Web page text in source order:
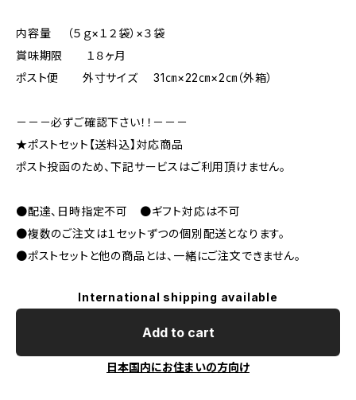
内容量 （５ｇ×１２袋）×３袋
賞味期限 １８ヶ月
ポスト便 外寸サイズ 31㎝×22㎝×2㎝（外箱）
－－－必ずご確認下さい！！－－－
★ポストセット【送料込】対応商品
ポスト投函のため、下記サービスはご利用頂けません。
●配達、日時指定不可 ●ギフト対応は不可
●複数のご注文は１セットずつの個別配送となります。
●ポストセットと他の商品とは、一緒にご注文できません。
International shipping available
Add to cart
日本国内にお住まいの方向け